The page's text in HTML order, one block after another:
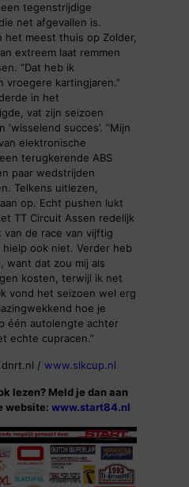
een tegenstrijdige
net afgevallen is.
het meest thuis op Zolder,
extreem laat remmen
“Dat heb ik
vroegere kartingjaren.”
in het
vat zijn seizoen
succes’. “Mijn
elektronische
terugkerende ABS
paar wedstrijden
Telkens uitlezen,
op. Echt pushen lukt
TT Circuit Assen redelijk
de race van vijftig
ook niet. Verder heb
want dat zou mij als
kosten, terwijl ik net
vond het seizoen wel erg
hoe je
één autolengte achter
echte cupracen.”
/ www.slkcup.nl
lezen? Meld je dan aan
website: www.start84.nl